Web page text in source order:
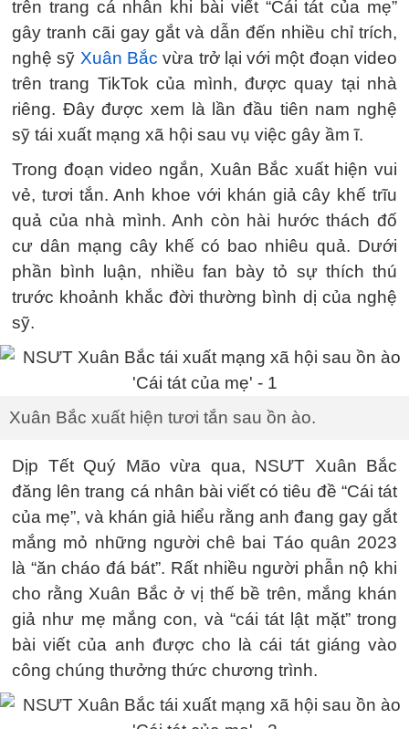
trên trang cá nhân khi bài viết “Cái tát của mẹ”
gây tranh cãi gay gắt và dẫn đến nhiều chỉ trích,
nghệ sỹ Xuân Bắc vừa trở lại với một đoạn video
trên trang TikTok của mình, được quay tại nhà
riêng. Đây được xem là lần đầu tiên nam nghệ
sỹ tái xuất mạng xã hội sau vụ việc gây ầm ĩ.
Trong đoạn video ngắn, Xuân Bắc xuất hiện vui
vẻ, tươi tắn. Anh khoe với khán giả cây khế trĩu
quả của nhà mình. Anh còn hài hước thách đố
cư dân mạng cây khế có bao nhiêu quả. Dưới
phần bình luận, nhiều fan bày tỏ sự thích thú
trước khoảnh khắc đời thường bình dị của nghệ
sỹ.
Xuân Bắc xuất hiện tươi tắn sau ồn ào.
Dịp Tết Quý Mão vừa qua, NSƯT Xuân Bắc
đăng lên trang cá nhân bài viết có tiêu đề “Cái tát
của mẹ”, và khán giả hiểu rằng anh đang gay gắt
mắng mỏ những người chê bai Táo quân 2023
là “ăn cháo đá bát”. Rất nhiều người phẫn nộ khi
cho rằng Xuân Bắc ở vị thế bề trên, mắng khán
giả như mẹ mắng con, và “cái tát lật mặt” trong
bài viết của anh được cho là cái tát giáng vào
công chúng thưởng thức chương trình.